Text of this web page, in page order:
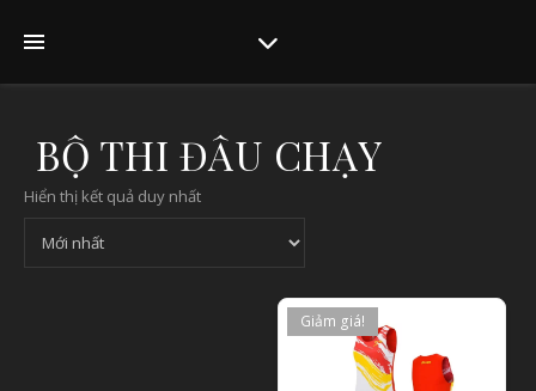
BỘ THI ĐẤU CHẠY
Hiển thị kết quả duy nhất
Giảm giá!